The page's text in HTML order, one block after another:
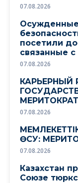
07.08.2026
посетили
связанные
07.08.2026
КАРЬЕРНЫЙ
07.08.2026
ӨСУ:
07.08.2026
Казахстан
Союзе